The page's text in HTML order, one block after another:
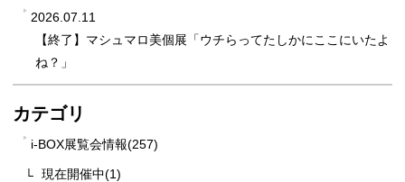
2026.07.11
【終了】マシュマロ美個展「ウチらってたしかにここにいたよ
ね？」
カテゴリ
i-BOX展覧会情報(257)
現在開催中(1)